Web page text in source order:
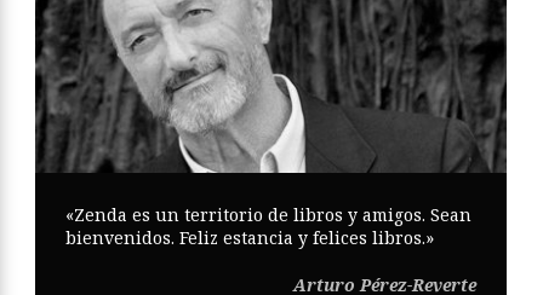
«Zenda es un territorio de libros y amigos. Sean
bienvenidos. Feliz estancia y felices libros.»
Arturo Pérez-Reverte